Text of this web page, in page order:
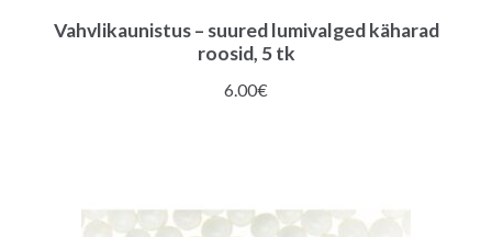
Vahvlikaunistus – suured lumivalged käharad
roosid, 5 tk
6.00€